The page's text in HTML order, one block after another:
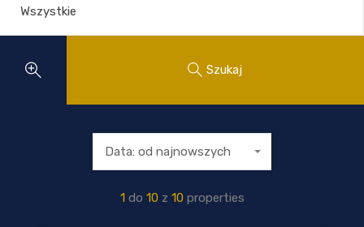
Szukaj
1 do 10 z 10 properties
Data: od najnowszych